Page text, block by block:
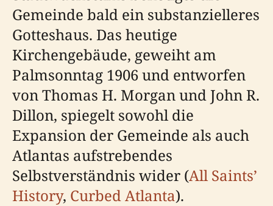
Gemeinde bald ein substanzielleres
Gotteshaus. Das heutige
Kirchengebäude, geweiht am
Palmsonntag 1906 und entworfen
von Thomas H. Morgan und John R.
Dillon, spiegelt sowohl die
Expansion der Gemeinde als auch
Atlantas aufstrebendes
Selbstverständnis wider (All Saints’
History, Curbed Atlanta).